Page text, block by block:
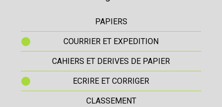
PAPIERS
COURRIER ET EXPEDITION
CAHIERS ET DERIVES DE PAPIER
ECRIRE ET CORRIGER
CLASSEMENT